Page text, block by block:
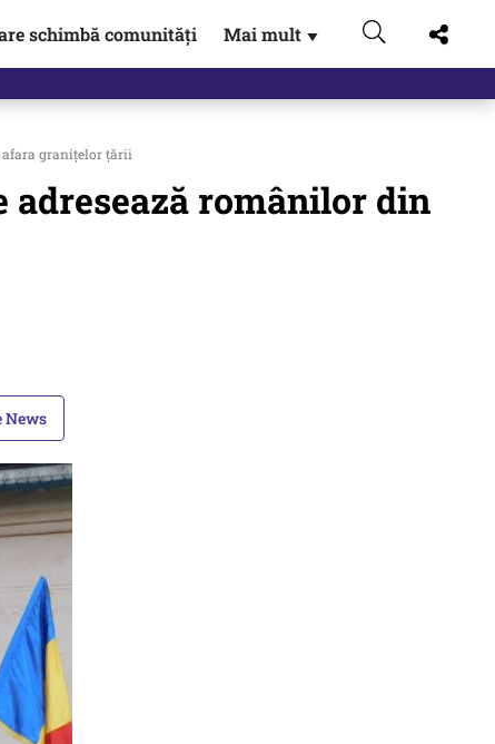
schimbă comunități Mai mult ▼
afara granițelor țării
adresează românilor din
News